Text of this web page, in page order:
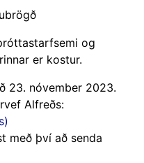
og
er kostur.
23. nóvember 2023.
Alfreðs:
með því að senda